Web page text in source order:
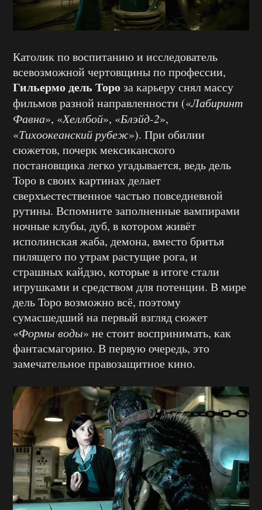
Католик по воспитанию и исследователь
всевозможной чертовщины по профессии,
Гильермо дель Тороза карьеру снял массу
фильмов разной направленности («Лабиринт
Фавна», «Хеллбой», «Блэйд-2»,
«Тихоокеанский рубеж»). При обилии
сюжетов, почерк мексиканского
постановщика легко угадывается, ведь дель
Торо в своих картинах делает
сверхъестественное частью повседневной
рутины. Вспомните заполненные вампирами
ночные клубы, дуб, в котором живёт
исполинская жаба, демона, вместо бритья
пилящего по утрам растущие рога, и
страшных кайдзю, которые в итоге стали
игрушками и средством для потенции. В мире
дель Торо возможно всё, поэтому
сумасшедший на первый взгляд сюжет
«Формы воды» не стоит воспринимать, как
фантасмагорию. В первую очередь, это
замечательное правозащитное кино.